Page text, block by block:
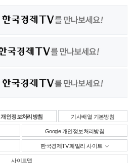
개인정보처리방침 기사배열 기본방침
Google 개인정보처리방침
한국경제TV 패밀리 사이트
사이트맵